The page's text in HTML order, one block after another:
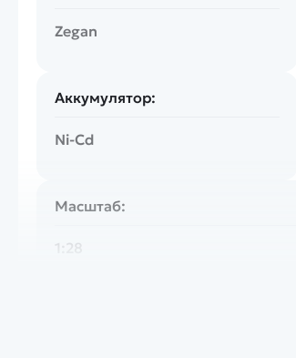
Zegan
Аккумулятор:
Ni-Cd
Масштаб:
1:28